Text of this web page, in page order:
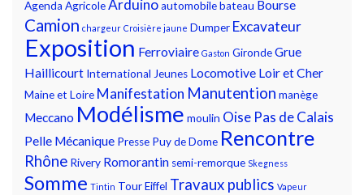
Agenda AgricoleArduinoautomobilebateau Bourse
Camion chargeur Croisière jaune Dumper Excavateur
Exposition Ferroviaire Gaston GirondeGrue
Haillicourt International Jeunes Locomotive Loir et Cher
Maine et Loire Manifestation Manutention manège
Meccano Modélisme moulin Oise Pas de Calais
Pelle Mécanique Presse Puy de Dome Rencontre
Rhône Rivery Romorantin semi-remorque Skegness
Somme Tintin Tour Eiffel Travaux publics Vapeur